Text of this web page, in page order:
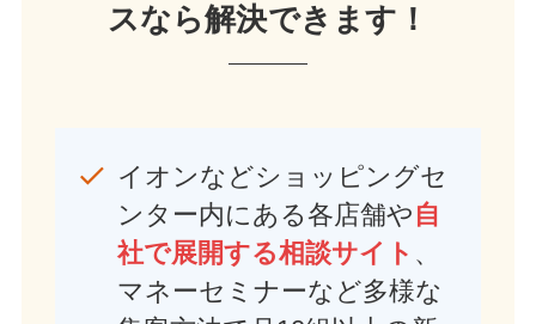
スなら解決できます！
イオンなどショッピングセ
ンター内にある各店舗や 自
社で展開する相談サイト 、
マネーセミナーなど多様な